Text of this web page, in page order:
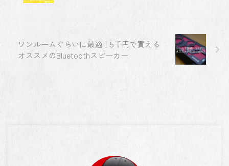
ワンルームぐらいに最適！5千円で買える
オススメのBluetoothスピーカー